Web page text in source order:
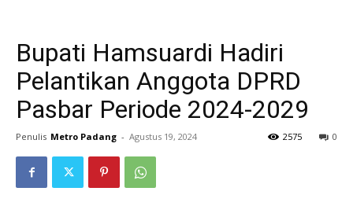
Bupati Hamsuardi Hadiri
Pelantikan Anggota DPRD
Pasbar Periode 2024-2029
Penulis Metro Padang - Agustus 19, 2024 0
2575